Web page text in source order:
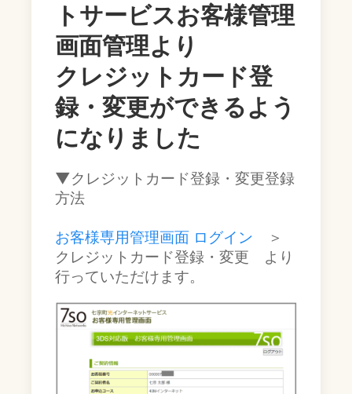
トサービスお客様管理
画面管理より
クレジットカード登
録・変更ができるよう
になりました
▼クレジットカード登録・変更登録
方法
お客様専用管理画面 ログイン ＞
クレジットカード登録・変更 より
行っていただけます。